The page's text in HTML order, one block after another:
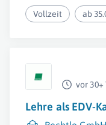
Vollzeit ab
vor 30+
Lehre als EDV-